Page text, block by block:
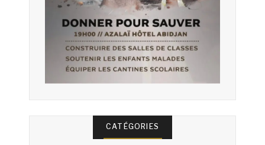
CATÉGORIES